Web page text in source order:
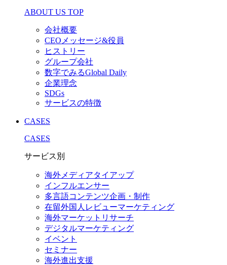
ABOUT US TOP
会社概要
CEOメッセージ&役員
ヒストリー
グループ会社
数字でみるGlobal Daily
企業理念
SDGs
サービスの特徴
CASES
CASES
サービス別
海外メディアタイアップ
インフルエンサー
多言語コンテンツ企画・制作
在留外国⼈レビューマーケティング
海外マーケットリサーチ
デジタルマーケティング
イベント
セミナー
海外進出支援